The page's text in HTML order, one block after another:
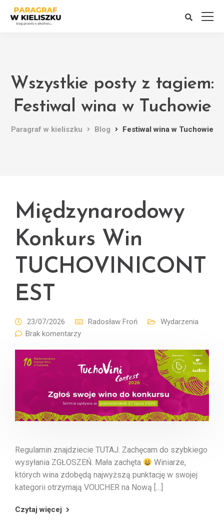
Wszystkie posty z tagiem:
Festiwal wina w Tuchowie
Paragraf w kieliszku Blog Festiwal wina w Tuchowie
Międzynarodowy
Konkurs Win
TUCHOVINICONT
EST
23/07/2026 Radosław Froń
Wydarzenia
Brak komentarzy
Regulamin znajdziecie TUTAJ. Zachęcam do szybkiego
wysyłania ZGŁOSZEŃ. Mała zachęta
Winiarze,
których wina zdobędą najwyższą punktację w swojej
kategorii otrzymają VOUCHER na Nową […]
Czytaj więcej